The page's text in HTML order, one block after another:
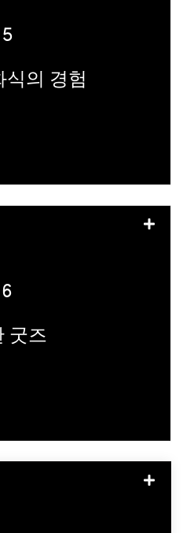
5
식의 경험
핀 투 윈), AR/VR 경
는 스냅챗 필터), 이벤
방식으로 팬들의 참
6
굿즈
에서 투자합니다. 많
을 떠올리게 하는 아
게시하여 브랜드를